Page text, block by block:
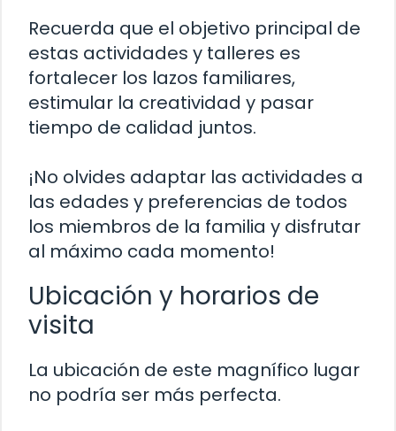
Recuerda que el objetivo principal de
estas actividades y talleres es
fortalecer los lazos familiares,
estimular la creatividad y pasar
tiempo de calidad juntos.
¡No olvides adaptar las actividades a
las edades y preferencias de todos
los miembros de la familia y disfrutar
al máximo cada momento!
Ubicación y horarios de
visita
La ubicación de este magnífico lugar
no podría ser más perfecta.